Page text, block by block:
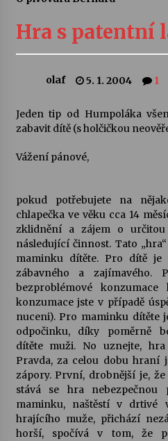
Sukuba Ensemble
4. 8. 2026
Vernisáž výstavy
kapkou
Pozvánka na
šedesátka: 28.
28. 7. 2026
Letní koncerty
Jenakaši
28. 7. 2026
Votavžatský ploty
23. 7. 2026
Letní koncerty
22. 7. 2026
Hra s patentní
olaf 5. 1. 2004 1
Jeden tip od Humpoláka
zabavit dítě (s holčičkou
Vážení pánové,
pokud potřebujete na
chlapečka ve věku cca 14
zklidnění a zájem o určitou
následující činnost. Tato
maminku dítěte. Pro dítě je
zábavného a
bezproblémové
konzumace jste v případě
nuceni). Pro maminku dítěte
odpočinku, díky poměrně
dítěte muži. No uznejte,
Pravda, za celou dobu hraní
zápory. První, drobnější je,
stává se hra
maminku, naštěstí v drtivé
hrajícího muže, přichází
horší, spočívá v tom, že